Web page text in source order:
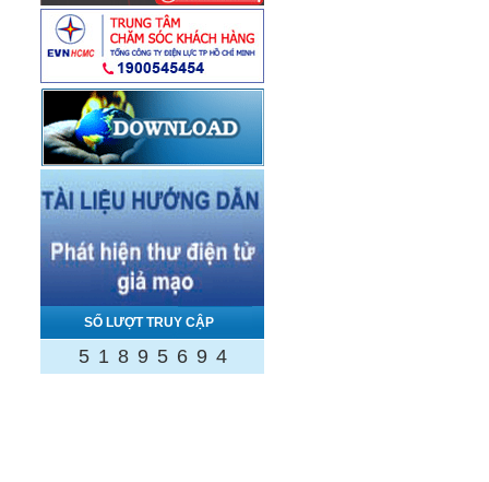
SỐ LƯỢT TRUY CẬP
5 1 8 9 5 6 9 4